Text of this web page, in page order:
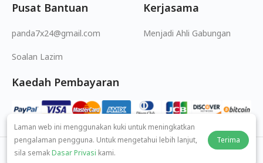
Pusat Bantuan
panda7x24@gmail.com
Soalan Lazim
Kerjasama
Menjadi Ahli Gabungan
Kaedah Pembayaran
© 2026 MOPUBI LIMITED. All rights reserved.
Laman web ini menggunakan kuki untuk meningkatkan
pengalaman pengguna. Untuk mengetahui lebih lanjut,
sila semakDasar Privasi kami.
Terima